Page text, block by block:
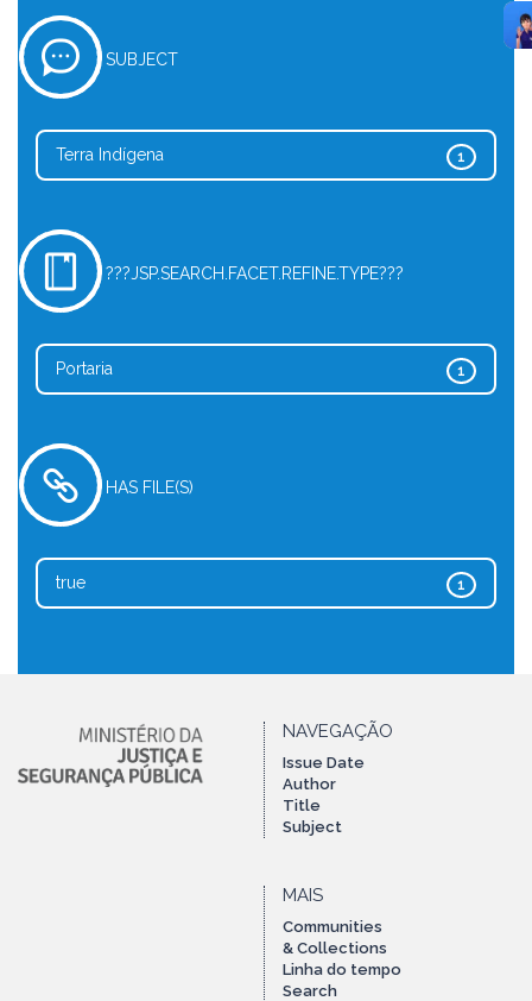
SUBJECT
1
Terra Indígena
???JSP.SEARCH.FACET.REFINE.TYPE???
1
Portaria
HAS FILE(S)
1
true
NAVEGAÇÃO
Issue Date
Author
Title
Subject
MAIS
Communities
& Collections
Linha do tempo
Search